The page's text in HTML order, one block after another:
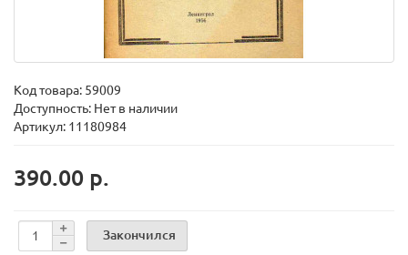
Код товара: 59009
Доступность: Нет в наличии
Артикул: 11180984
390.00 р.
Закончился